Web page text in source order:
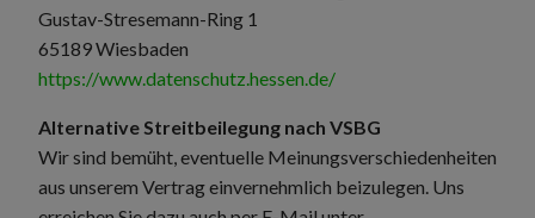
Gustav-Stresemann-Ring 1
65189 Wiesbaden
https://www.datenschutz.hessen.de/
Alternative Streitbeilegung nach VSBG
Wir sind bemüht, eventuelle Meinungsverschiedenheiten
aus unserem Vertrag einvernehmlich beizulegen. Uns